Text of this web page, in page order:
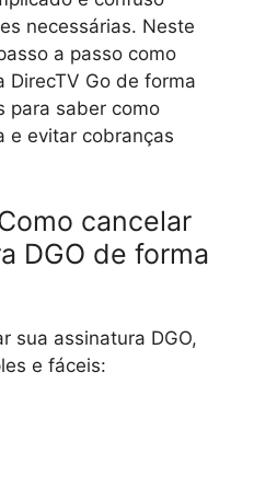
necessárias. Neste
a passo como
DirecTV Go de forma
para saber como
e evitar cobranças
cancelar
DGO de forma
sua assinatura DGO,
e fáceis: